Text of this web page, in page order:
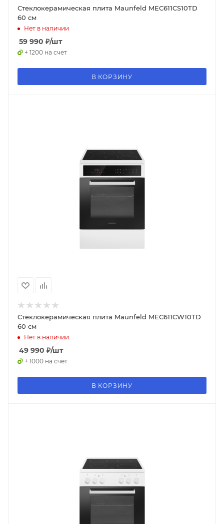
Стеклокерамическая плита Maunfeld MEC611CS10TD
60 см
Нет в наличии
59 990 ₽/шт
+ 1200 на счет
В КОРЗИНУ
Стеклокерамическая плита Maunfeld MEC611CW10TD
60 см
Нет в наличии
49 990 ₽/шт
+ 1000 на счет
В КОРЗИНУ